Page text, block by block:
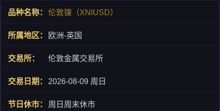
伦敦镍（XNIUSD）
欧洲-英国
伦敦金属交易所
2026-08-09 周日
周日周末休市